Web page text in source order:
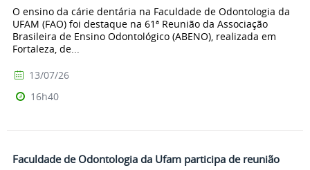
O ensino da cárie dentária na Faculdade de Odontologia da
UFAM (FAO) foi destaque na 61ª Reunião da Associação
Brasileira de Ensino Odontológico (ABENO), realizada em
Fortaleza, de...
13/07/26
16h40
Faculdade de Odontologia da Ufam participa de reunião